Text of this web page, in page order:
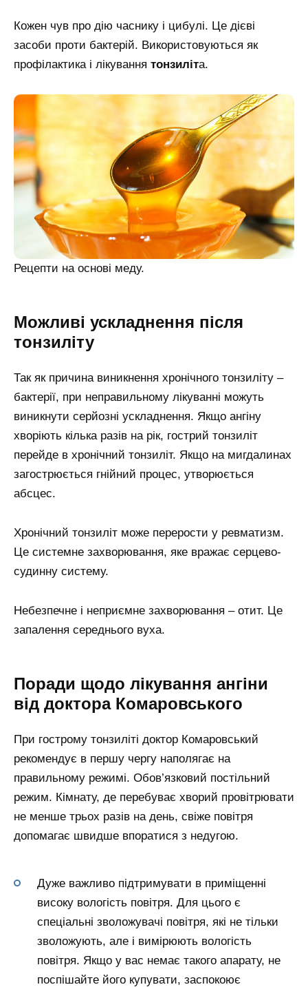
Кожен чув про дію часнику і цибулі. Це дієві
засоби проти бактерій. Використовуються як
профілактика і лікування тонзиліта.
Рецепти на основі меду.
Можливі ускладнення після
тонзиліту
Так як причина виникнення хронічного тонзиліту –
бактерії, при неправильному лікуванні можуть
виникнути серйозні ускладнення. Якщо ангіну
хворіють кілька разів на рік, гострий тонзиліт
перейде в хронічний тонзиліт. Якщо на мигдалинах
загострюється гнійний процес, утворюється
абсцес.
Хронічний тонзиліт може перерости у ревматизм.
Це системне захворювання, яке вражає серцево-
судинну систему.
Небезпечне і неприємне захворювання – отит. Це
запалення середнього вуха.
Поради щодо лікування ангіни
від доктора Комаровського
При гострому тонзиліті доктор Комаровський
рекомендує в першу чергу наполягає на
правильному режимі. Обов’язковий постільний
режим. Кімнату, де перебуває хворий провітрювати
не менше трьох разів на день, свіже повітря
допомагає швидше впоратися з недугою.
Дуже важливо підтримувати в приміщенні
високу вологість повітря. Для цього є
спеціальні зволожувачі повітря, які не тільки
зволожують, але і вимірюють вологість
повітря. Якщо у вас немає такого апарату, не
поспішайте його купувати, заспокоює